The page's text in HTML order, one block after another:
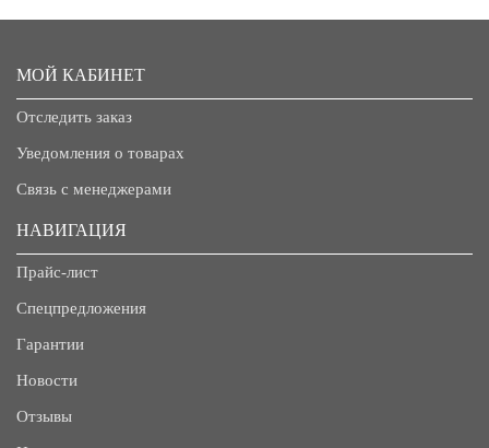
МОЙ КАБИНЕТ
Отследить заказ
Уведомления о товарах
Связь с менеджерами
НАВИГАЦИЯ
Прайс-лист
Спецпредложения
Гарантии
Новости
Отзывы